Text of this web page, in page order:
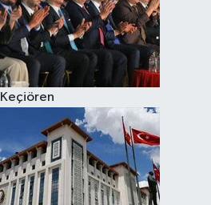
Keçiören